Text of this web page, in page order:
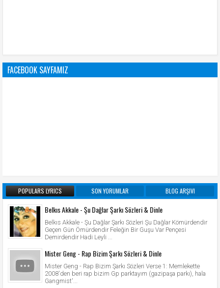
FACEBOOK SAYFAMIZ
POPULARS LYRICS SON YORUMLAR BLOG ARŞIVI
Belkıs Akkale - Şu Dağlar Şarkı Sözleri & Dinle
Belkıs Akkale - Şu Dağlar Şarkı Sözleri Şu Dağlar Kömürdendir
Geçen Gün Ömürdendir Feleğin Bir Guşu Var Pençesi
Demirdendir Hadi Leyli ...
Mister Geng - Rap Bizim Şarkı Sözleri & Dinle
Mister Geng - Rap Bizim Şarkı Sözleri Verse 1: Memlekette
2008'den beri rap bizim Gp parktayım (gazipaşa parkı), hala
Gangmist'...